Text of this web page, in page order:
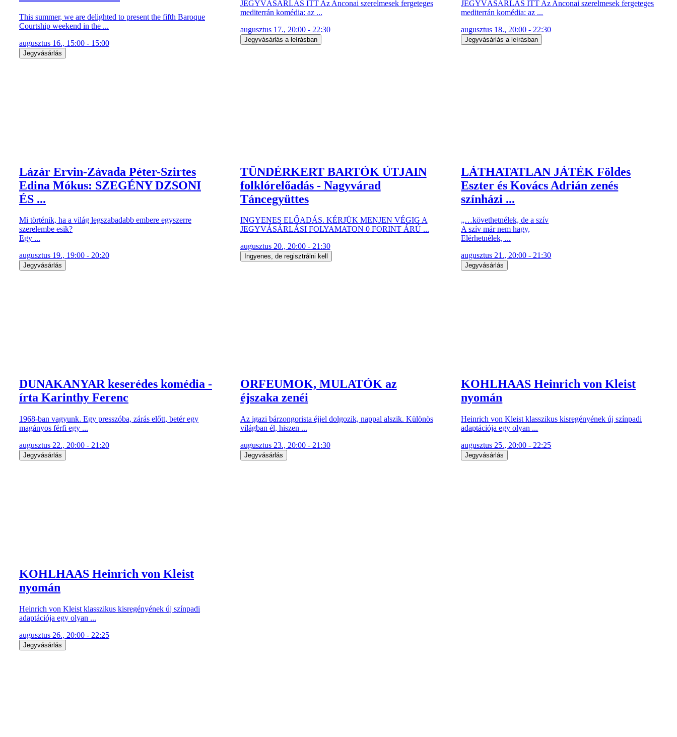
This summer, we are delighted to present the fifth Baroque
Courtship weekend in the ...
augusztus 16., 15:00 - 15:00
Jegyvásárlás
JEGYVÁSÁRLÁS ITT Az Anconai szerelmesek fergeteges
mediterrán komédia: az ...
augusztus 17., 20:00 - 22:30
Jegyvásárlás a leírásban
JEGYVÁSÁRLÁS ITT Az Anconai szerelmesek fergeteges
mediterrán komédia: az ...
augusztus 18., 20:00 - 22:30
Jegyvásárlás a leírásban
Lázár Ervin-Závada Péter-Szirtes
Edina Mókus: SZEGÉNY DZSONI
ÉS ...
Mi történik, ha a világ legszabadabb embere egyszerre
szerelembe esik?
Egy ...
augusztus 19., 19:00 - 20:20
Jegyvásárlás
TÜNDÉRKERT BARTÓK ÚTJAIN
folklórelőadás - Nagyvárad
Táncegyüttes
INGYENES ELŐADÁS. KÉRJÜK MENJEN VÉGIG A
JEGYVÁSÁRLÁSI FOLYAMATON 0 FORINT ÁRÚ ...
augusztus 20., 20:00 - 21:30
Ingyenes, de regisztrálni kell
LÁTHATATLAN JÁTÉK Földes
Eszter és Kovács Adrián zenés
színházi ...
„…követhetnélek, de a szív
A szív már nem hagy,
Elérhetnélek, ...
augusztus 21., 20:00 - 21:30
Jegyvásárlás
DUNAKANYAR keserédes komédia -
írta Karinthy Ferenc
1968-ban vagyunk. Egy presszóba, zárás előtt, betér egy
magányos férfi egy ...
augusztus 22., 20:00 - 21:20
Jegyvásárlás
ORFEUMOK, MULATÓK az
éjszaka zenéi
Az igazi bárzongorista éjjel dolgozik, nappal alszik. Különös
világban él, hiszen ...
augusztus 23., 20:00 - 21:30
Jegyvásárlás
KOHLHAAS Heinrich von Kleist
nyomán
Heinrich von Kleist klasszikus kisregényének új színpadi
adaptációja egy olyan ...
augusztus 25., 20:00 - 22:25
Jegyvásárlás
KOHLHAAS Heinrich von Kleist
nyomán
Heinrich von Kleist klasszikus kisregényének új színpadi
adaptációja egy olyan ...
augusztus 26., 20:00 - 22:25
Jegyvásárlás